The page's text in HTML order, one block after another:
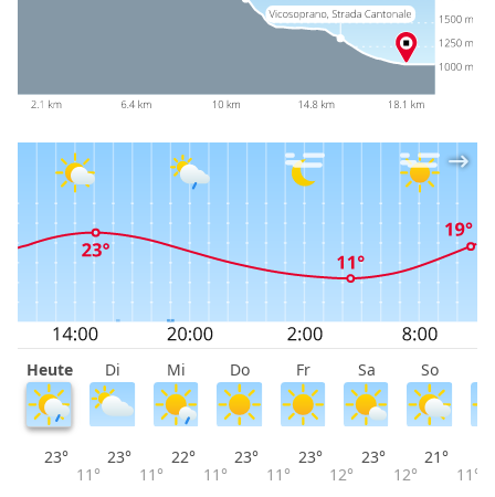
Heute Di Mi Do Fr Sa So
23°
11°
23°
11°
22°
11°
23°
11°
23°
12°
23°
12°
21°
11°